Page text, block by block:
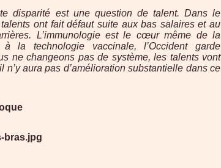
disparité est une question de talent. Dans le
ont fait défaut suite aux bas salaires et au
L’immunologie est le cœur même de la
la technologie vaccinale, l’Occident garde
ne changeons pas de système, les talents vont
n’y aura pas d’amélioration substantielle dans ce